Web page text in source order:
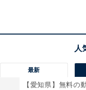
サイズは約5.3cmと
たくなるクオリティ
最新
【愛知県】無料の